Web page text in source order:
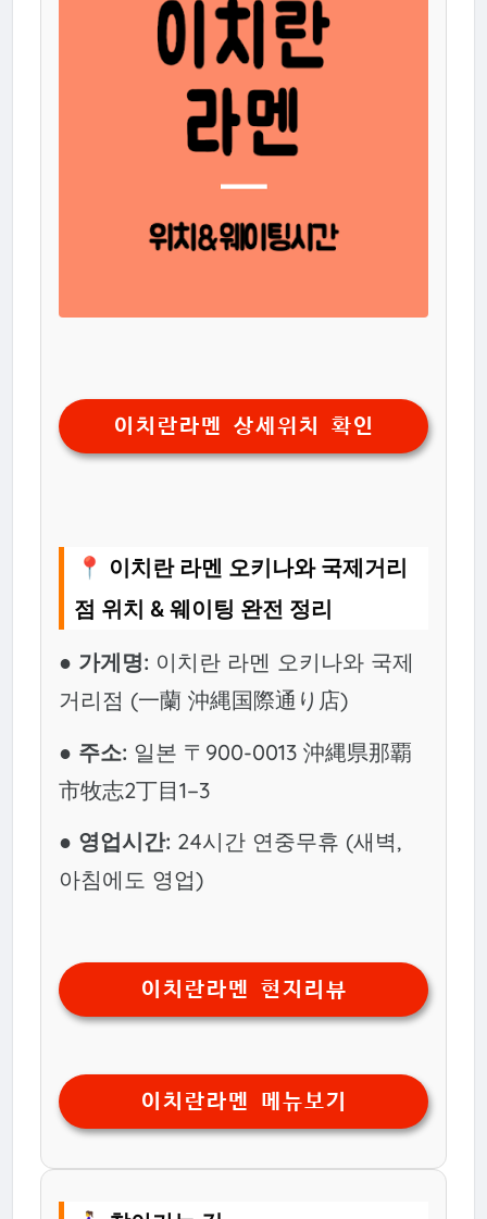
이치란라멘 상세위치 확인
📍 이치란 라멘 오키나와 국제거리
점 위치 & 웨이팅 완전 정리
● 가게명: 이치란 라멘 오키나와 국제
거리점 (一蘭 沖縄国際通り店)
● 주소: 일본 〒900-0013 沖縄県那覇
市牧志2丁目1−3
● 영업시간: 24시간 연중무휴 (새벽,
아침에도 영업)
이치란라멘 현지리뷰
이치란라멘 메뉴보기